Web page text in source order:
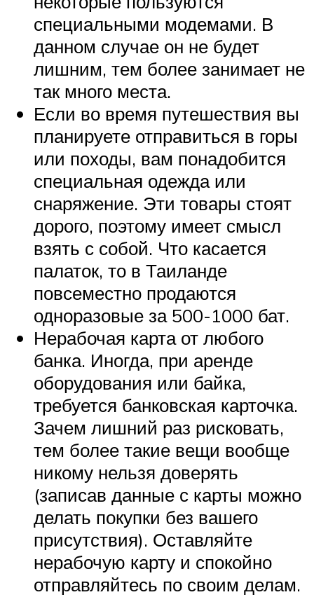
специальными модемами. В
данном случае он не будет
лишним, тем более занимает не
так много места.
Если во время путешествия вы
планируете отправиться в горы
или походы, вам понадобится
специальная одежда или
снаряжение. Эти товары стоят
дорого, поэтому имеет смысл
взять с собой. Что касается
палаток, то в Таиланде
повсеместно продаются
одноразовые за 500-1000 бат.
Нерабочая карта от любого
банка. Иногда, при аренде
оборудования или байка,
требуется банковская карточка.
Зачем лишний раз рисковать,
тем более такие вещи вообще
никому нельзя доверять
(записав данные с карты можно
делать покупки без вашего
присутствия). Оставляйте
нерабочую карту и спокойно
отправляйтесь по своим делам.